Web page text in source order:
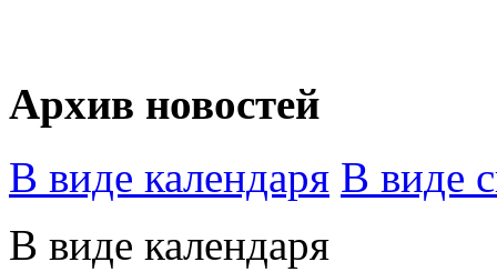
Архив новостей
В виде календаря В виде
В виде календаря